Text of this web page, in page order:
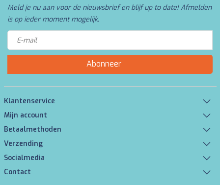
Meld je nu aan voor de nieuwsbrief en blijf up to date! Afmelden
is op ieder moment mogelijk.
Abonneer
Klantenservice
Mijn account
Betaalmethoden
Verzending
Socialmedia
Contact